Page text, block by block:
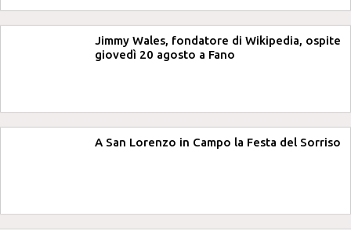
Jimmy Wales, fondatore di Wikipedia, ospite
giovedì 20 agosto a Fano
A San Lorenzo in Campo la Festa del Sorriso